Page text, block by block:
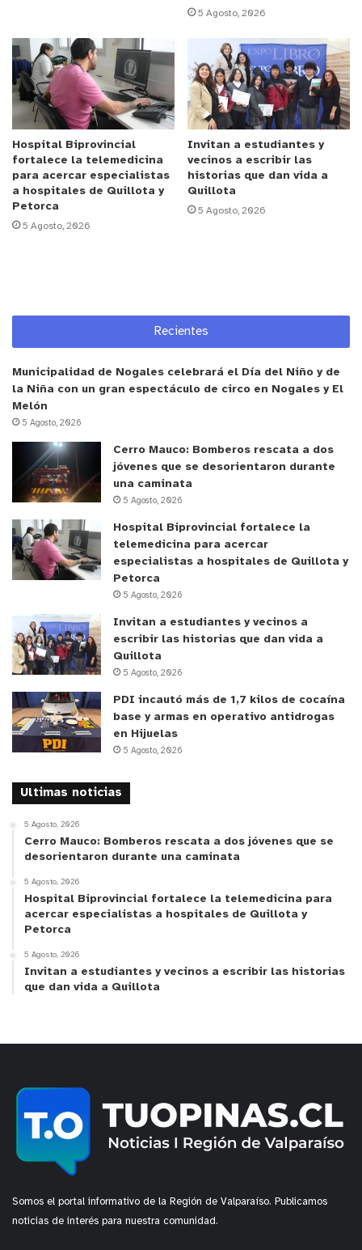
“Qué plancha” → “Qué cringe”
“Estoy en mi mejor momento” → “Estoy en mi
prime”
“De la nada” → “Random”
“Punto final” o “se acabó la discusión” → “Period”
“Ánimo u onda” → “Mood”
“Obsesionado con algo” → “Estoy obsessed”
“Es muy estético” → “Aesthetic”
“Me encanta” → “I love it”
“Buenas vibras” → “Good vibes”
“Hoy el inglés ya no se percibe como algo lejano o
su forma de relacionarse y de su identidad cultural.
Además, este fenómeno es transversal y ya no
está asociado a un determinado nivel
socioeconómico, como ocurría décadas atrás, sino
que alcanza a jóvenes de distintos contextos que
comparten los mismos espacios y referentes
digitales”, explica Michelle Alexandra Varela Soza,
5 Agosto, 2026
Hospital Biprovincial
fortalece la telemedicina
para acercar especialistas
a hospitales de Quillota y
Petorca
5 Agosto, 2026
Invitan a estudiantes y
vecinos a escribir las
historias que dan vida a
Quillota
5 Agosto, 2026
Recientes
Municipalidad de Nogales celebrará el Día del Niño y de
la Niña con un gran espectáculo de circo en Nogales y El
Melón
5 Agosto, 2026
Cerro Mauco: Bomberos rescata a dos
jóvenes que se desorientaron durante
una caminata
5 Agosto, 2026
Hospital Biprovincial fortalece la
telemedicina para acercar
especialistas a hospitales de Quillota y
Petorca
5 Agosto, 2026
Invitan a estudiantes y vecinos a
escribir las historias que dan vida a
Quillota
5 Agosto, 2026
PDI incautó más de 1,7 kilos de cocaína
base y armas en operativo antidrogas
en Hijuelas
5 Agosto, 2026
Ultimas noticias
5 Agosto, 2026
Cerro Mauco: Bomberos rescata a dos jóvenes que se
desorientaron durante una caminata
5 Agosto, 2026
Hospital Biprovincial fortalece la telemedicina para
acercar especialistas a hospitales de Quillota y
Petorca
5 Agosto, 2026
Invitan a estudiantes y vecinos a escribir las historias
que dan vida a Quillota
Somos el portal informativo de la Región de Valparaíso. Publicamos
noticias de interés para nuestra comunidad.